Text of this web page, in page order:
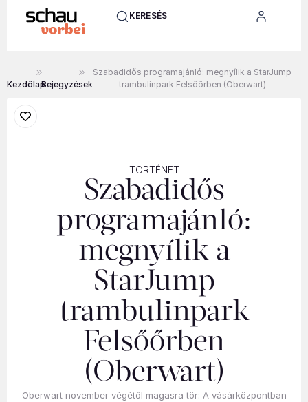
KERESÉS
KezdőlapBejegyzések
Szabadidős programajánló: megnyílik a StarJump
trambulinpark Felsőőrben (Oberwart)
TÖRTÉNET
Szabadidős
programajánló:
megnyílik a
StarJump
trambulinpark
Felsőőrben
(Oberwart)
Oberwart november végétől magasra tör: A vásárközpontban